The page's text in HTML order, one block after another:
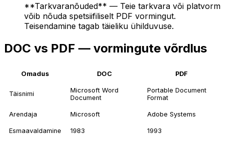
**Tarkvaranõuded** — Teie tarkvara või platvorm
võib nõuda spetsiifiliselt PDF vormingut.
Teisendamine tagab täieliku ühilduvuse.
DOC vs PDF — vormingute võrdlus
Omadus DOC PDF
Täisnimi
Microsoft Word
Document
Portable Document
Format
Arendaja Microsoft Adobe Systems
Esmaavaldamine 1983 1993